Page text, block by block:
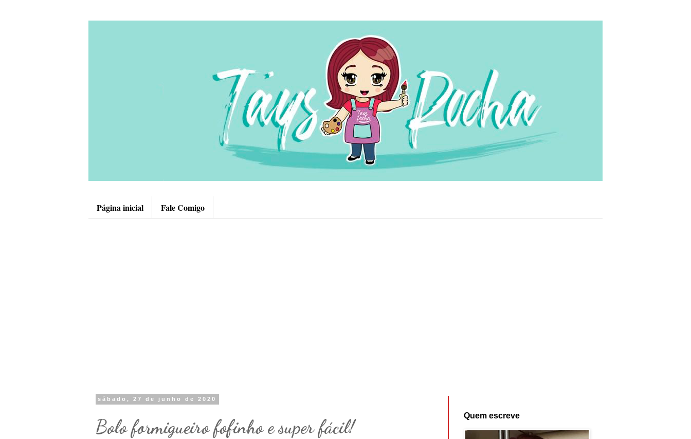
Página inicial Fale Comigo
sábado, 27 de junho de 2020
Bolo formigueiro fofinho e super fácil!
Quem escreve